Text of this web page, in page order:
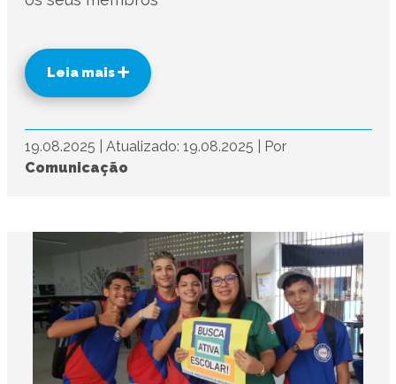
Leia mais
19.08.2025 Atualizado: 19.08.2025
Por
Comunicação